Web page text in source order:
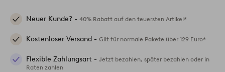
Neuer Kunde? - 40% Rabatt auf den teuersten Artikel*
Kostenloser Versand - Gilt für normale Pakete über 129 Euro*
Flexible Zahlungsart - Jetzt bezahlen, später bezahlen oder in
Raten zahlen